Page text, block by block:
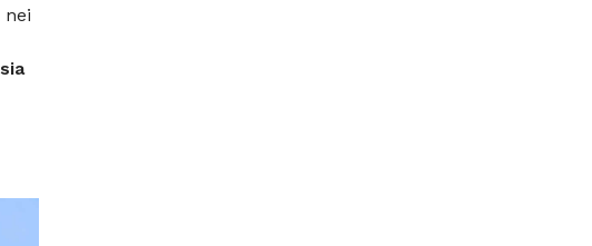
nei